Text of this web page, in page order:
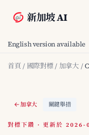
新加坡 AI
English version available
首頁 / 國際對標 / 加拿大 /
加拿大 關鍵舉措
對標下鑽 · 更新於 2026-